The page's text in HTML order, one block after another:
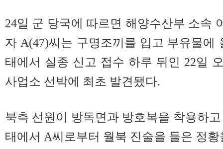
24일 군 당국에 따르면 해양수산부 소속
자 A(47)씨는 구명조끼를 입고 부유물에
태에서 실종 신고 접수 하루 뒤인 22일
사업소 선박에 최초 발견됐다.
북측 선원이 방독면과 방호복을 착용하
태에서 A씨로부터 월북 진술을 들은 정